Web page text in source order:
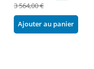
3 564,00 €
Ajouter au panier